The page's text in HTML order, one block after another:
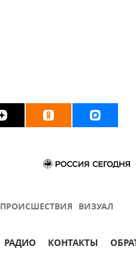
ПРОИСШЕСТВИЯ ВИЗУАЛ
РАДИО КОНТАКТЫ